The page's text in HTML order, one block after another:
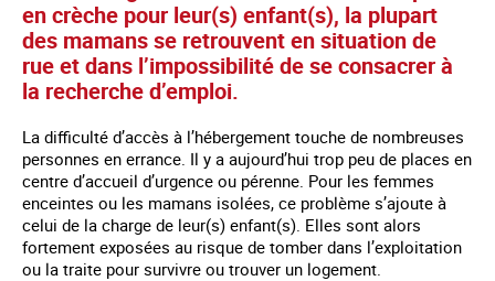
en crèche pour leur(s) enfant(s), la plupart
des mamans se retrouvent en situation de
rue et dans l’impossibilité de se consacrer à
la recherche d’emploi.
La difficulté d’accès à l’hébergement touche de nombreuses
personnes en errance. Il y a aujourd’hui trop peu de places en
centre d’accueil d’urgence ou pérenne. Pour les femmes
enceintes ou les mamans isolées, ce problème s’ajoute à
celui de la charge de leur(s) enfant(s). Elles sont alors
fortement exposées au risque de tomber dans l’exploitation
ou la traite pour survivre ou trouver un logement.